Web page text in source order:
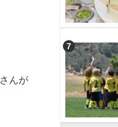
さんが